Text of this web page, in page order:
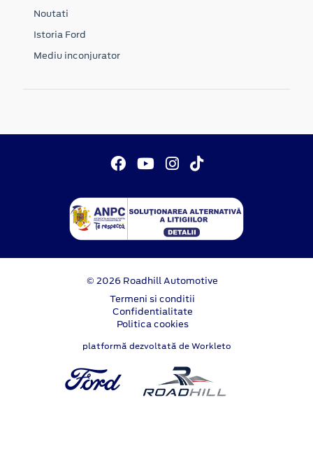
Noutati
Istoria Ford
Mediu inconjurator
© 2026 Roadhill Automotive
Termeni si conditii
Confidentialitate
Politica cookies
platformă dezvoltată de Workleto